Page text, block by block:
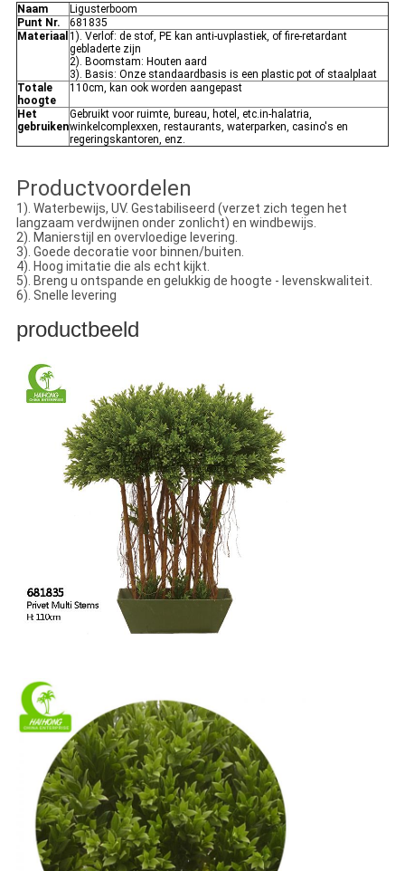
Naam
Ligusterboom
Punt Nr.
681835
Materiaal 1). Verlof: de stof, PE kan anti-uvplastiek, of fire-retardant
gebladerte zijn
2). Boomstam: Houten aard
3). Basis: Onze standaardbasis is een plastic pot of staalplaat
Totale
hoogte
110cm, kan ook worden aangepast
Het
gebruiken
Gebruikt voor ruimte, bureau, hotel, etc.in-halatria,
winkelcomplexxen, restaurants, waterparken, casino's en
regeringskantoren, enz.
Productvoordelen
1). Waterbewijs, UV. Gestabiliseerd (verzet zich tegen het
langzaam verdwijnen onder zonlicht) en windbewijs.
2). Manierstijl en overvloedige levering.
3). Goede decoratie voor binnen/buiten.
4). Hoog imitatie die als echt kijkt.
5). Breng u ontspande en gelukkig de hoogte - levenskwaliteit.
6). Snelle levering
productbeeld